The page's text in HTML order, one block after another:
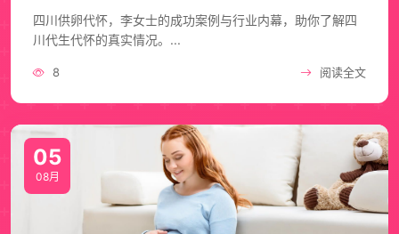
四川供卵代怀，李女士的成功案例与行业内幕，助你了解四
川代生代怀的真实情况。...
8 阅读全文
05
08月